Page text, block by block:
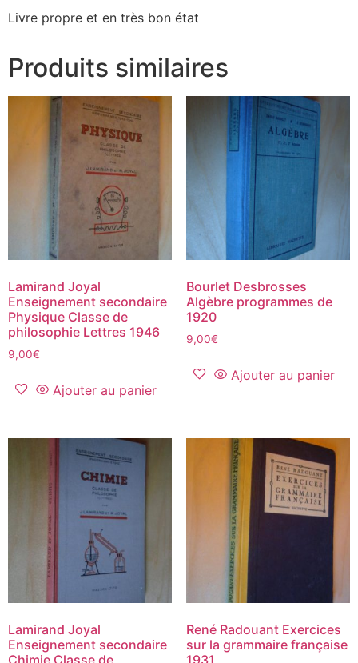
Livre propre et en très bon état
Produits similaires
Lamirand Joyal
Enseignement secondaire
Physique Classe de
philosophie Lettres 1946
9,00€
Ajouter au panier
Bourlet Desbrosses
Algèbre programmes de
1920
9,00€
Ajouter au panier
Lamirand Joyal
Enseignement secondaire
Chimie Classe de
René Radouant Exercices
sur la grammaire française
1931